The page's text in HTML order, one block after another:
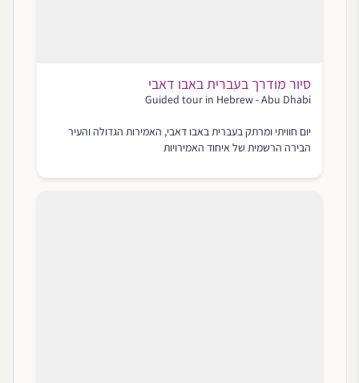
סיור מודרך בעברית באבו דאבי
Guided tour in Hebrew - Abu Dhabi
יום חוויתי ומרתק בעברית באבו דאבי, האמירות הגדולה והעיר
הבירה הרשמית של איחוד האמירויות